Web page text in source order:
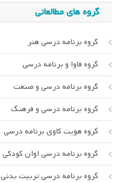
گروه های مطالعاتی
گروه برنامه درسی هنر
گروه فاوا و برنامه درسی
گروه برنامه درسی و صنعت
گروه برنامه درسی و فرهنگ
گروه هویت کاوی برنامه درسی
گروه برنامه درسی اوان کودکی
گروه برنامه درسی تربیت بدنی